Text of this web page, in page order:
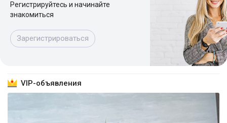
Регистрируйтесь и начинайте
знакомиться
Зарегистрироваться
VIP-объявления